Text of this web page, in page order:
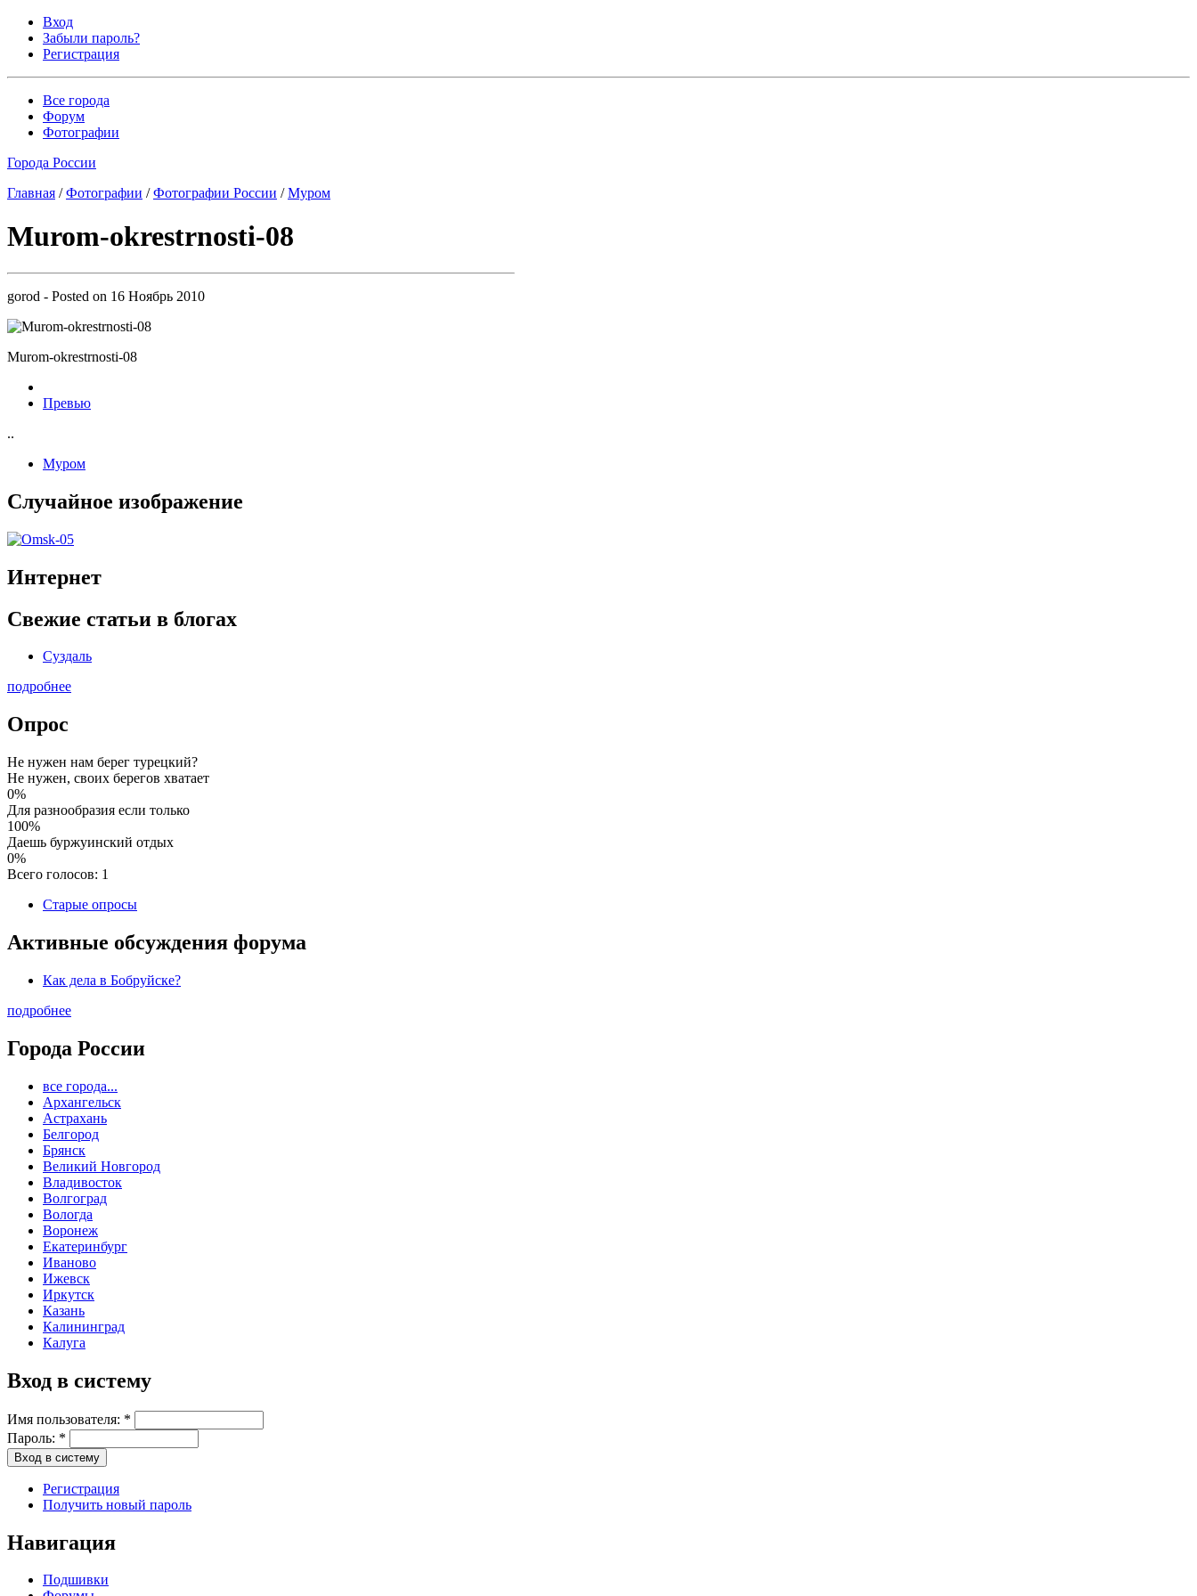
Вход
Забыли пароль?
Регистрация
Все города
Форум
Фотографии
Города России
Главная /Фотографии /Фотографии России /Муром
Murom-okrestrnosti-08
gorod - Posted on 16 Ноябрь 2010
Murom-okrestrnosti-08
Превью
..
Муром
Случайное изображение
Интернет
Свежие статьи в блогах
Суздаль
подробнее
Опрос
Не нужен нам берег турецкий?
Не нужен, своих берегов хватает
0%
Для разнообразия если только
100%
Даешь буржуинский отдых
0%
Всего голосов: 1
Старые опросы
Активные обсуждения форума
Как дела в Бобруйске?
подробнее
Города России
все города...
Архангельск
Астрахань
Белгород
Брянск
Великий Новгород
Владивосток
Волгоград
Вологда
Воронеж
Екатеринбург
Иваново
Ижевск
Иркутск
Казань
Калининград
Калуга
Вход в систему
Имя пользователя: *
Пароль: *
Регистрация
Получить новый пароль
Навигация
Подшивки